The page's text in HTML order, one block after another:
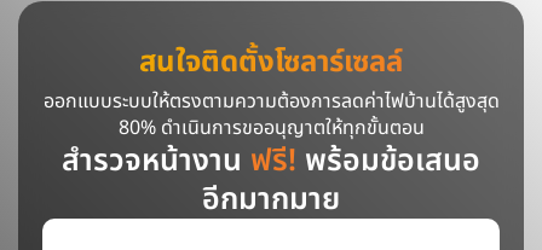
สนใจติดตั้งโซลาร์เซลล์
ออกแบบระบบให้ตรงตามความต้องการลดค่าไฟบ้านได้สูงสุด
80% ดำเนินการขออนุญาตให้ทุกขั้นตอน
สำรวจหน้างาน ฟรี! พร้อมข้อเสนอ
อีกมากมาย